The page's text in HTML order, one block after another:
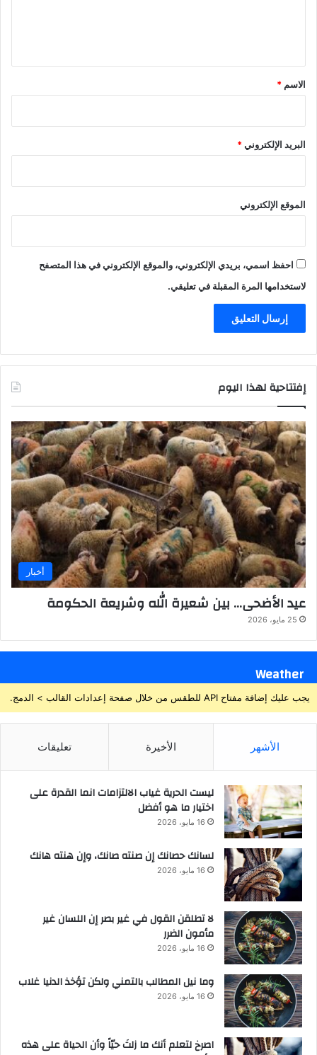
*
الاسم *
البريد الإلكتروني*
الموقع الإلكتروني
احفظ اسمي، بريدي الإلكتروني، والموقع الإلكتروني في هذا المتصفح
لاستخدامها المرة المقبلة في تعليقي.
إفتتاحية لهذا اليوم
أخبار
عيد الأضحى… بين شعيرة الله وشريعة الحكومة
25 مايو، 2026
Weather
يجب عليك إضافة مفتاح API للطقس من خلال صفحة إعدادات القالب > الدمج.
الأشهر الأخيرة تعليقات
ليست الحرية غياب الالتزامات انما القدرة على
اختيار ما هو أفضل
16 مايو، 2026
لسانك حصانك إن صنته صانك، وإن هنته هانك
16 مايو، 2026
لا تطلقن القول في غير بصر إن اللسان غير
مأمون الضرر
16 مايو، 2026
وما نيل المطالب بالتمني ولكن تؤخذ الدنيا غلاب
16 مايو، 2026
‫اصرخ لتعلم أنك ما زلتَ حيّاً وأن الحياة على هذه